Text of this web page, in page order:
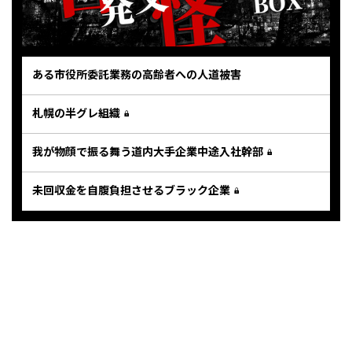
ある市役所委託業務の高齢者への人道被害
札幌の半グレ組織
我が物顔で振る舞う道内大手企業中途入社幹部
未回収金を自腹負担させるブラック企業